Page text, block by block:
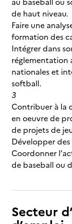
de haut niveau.
Faire une
formation des
Intégrer dans
réglementation
nationales et
softball.
3
Contribuer à la
en oeuvre de
de projets de
Développer
Coordonner
de baseball ou
Secteur